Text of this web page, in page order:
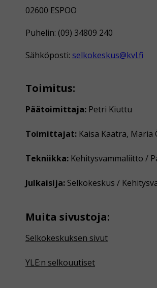
02600 ESPOO
Puhelin: (09) 34809 240
Sähköposti: selkokeskus@kvl.fi
Toimitus:
Päätoimittaja: Petri Kiuttu
Toimittajat: Kaisa Kaatra, Maria
Tekniikka: Kehitysvammaliitto /
Julkaisija: Selkokeskus /
Muita sivustoja:
Selkokeskuksen sivut
YLE:n selkouutiset